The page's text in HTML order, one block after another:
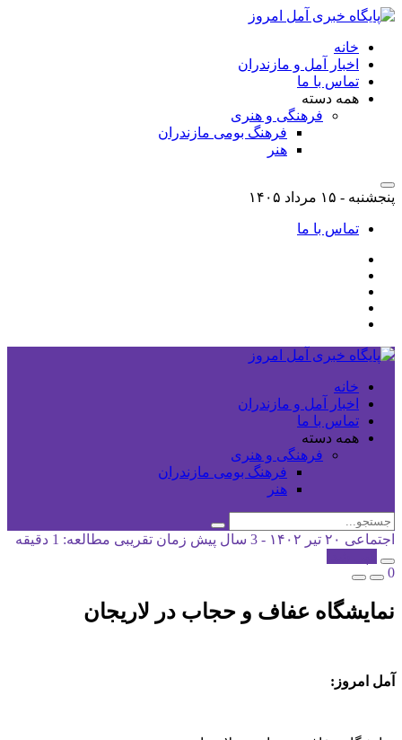
خانه
اخبار آمل و مازندران
تماس با ما
همه دسته
فرهنگی و هنری
فرهنگ بومی مازندران
هنر
پنجشنبه - ۱۵ مرداد ۱۴۰۵
تماس با ما
خانه
اخبار آمل و مازندران
تماس با ما
همه دسته
فرهنگی و هنری
فرهنگ بومی مازندران
هنر
اجتماعی ۲۰ تیر ۱۴۰۲ - 3 سال پیش
زمان تقریبی مطالعه: 1 دقیقه
0
نمایشگاه عفاف و حجاب در لاریجان
آمل امروز: